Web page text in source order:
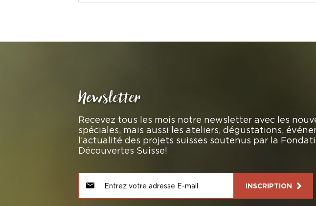
Newsletter
Recevez tous les mois notre newsletter avec les
spéciales, mais aussi les ateliers, dégustations,
l’actualité des projets suisses soutenus par la
Découvertes Suisse!
INSCRIPTION